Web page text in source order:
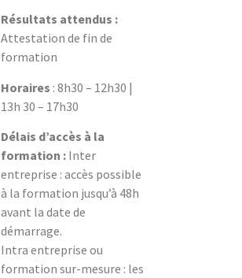
Résultats attendus :
Attestation de fin de
formation
Horaires : 8h30 – 12h30 |
13h 30 – 17h30
Délais d’accès à la
formation : Inter
entreprise : accès possible
à la formation jusqu’à 48h
avant la date de
démarrage.
Intra entreprise ou
formation sur-mesure : les